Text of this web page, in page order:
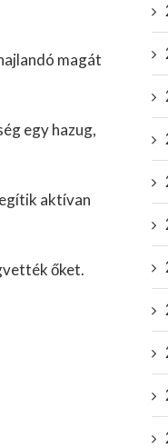
magát
egy hazug,
aktívan
őket.